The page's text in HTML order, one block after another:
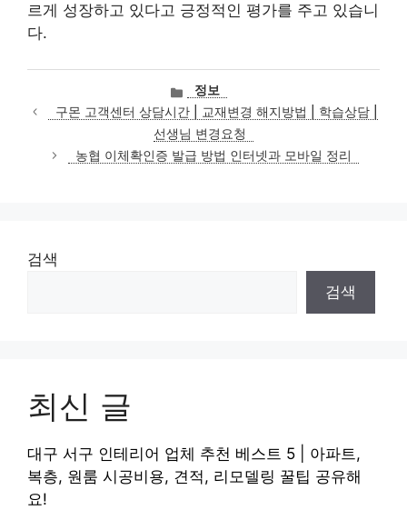
르게 성장하고 있다고 긍정적인 평가를 주고 있습니
다.
카
테
고
리
정보
구몬 고객센터 상담시간 | 교재변경 해지방법 | 학습상담 |
선생님 변경요청
농협 이체확인증 발급 방법 인터넷과 모바일 정리
검색
검색
최신 글
대구 서구 인테리어 업체 추천 베스트 5 | 아파트,
복층, 원룸 시공비용, 견적, 리모델링 꿀팁 공유해
요!